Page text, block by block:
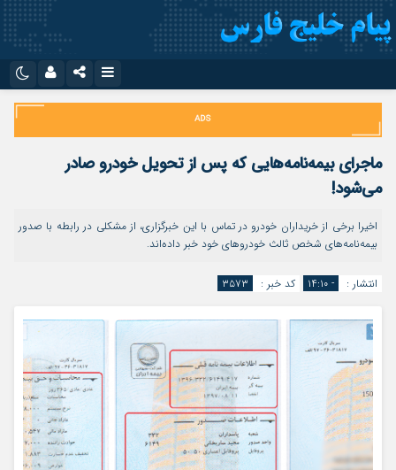
اینستاگرام
تلگرام
سروش
ایتا
آپارات
اپلیکیشن
نام کاربری یا نشانی ایمیل
رمز عبور
مرا به خاطر بسپار
ماجرای بیمه‌نامه‌هایی که پس از تحویل خودرو صادر
می‌شود!
اخیرا برخی از خریداران خودرو در تماس با این خبرگزاری، از مشکلی در رابطه با صدور
بیمه‌نامه‌های شخص ثالث خودروهای خود خبر داده‌اند.
انتشار : - ۱۴:۱۰ کد خبر : ۳۵۷۳